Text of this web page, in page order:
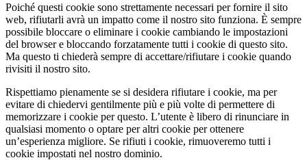
Poiché questi cookie sono strettamente necessari per fornire il sito
web, rifiutarli avrà un impatto come il nostro sito funziona. È sempre
possibile bloccare o eliminare i cookie cambiando le impostazioni
del browser e bloccando forzatamente tutti i cookie di questo sito.
Ma questo ti chiederà sempre di accettare/rifiutare i cookie quando
rivisiti il nostro sito.
Rispettiamo pienamente se si desidera rifiutare i cookie, ma per
evitare di chiedervi gentilmente più e più volte di permettere di
memorizzare i cookie per questo. L’utente è libero di rinunciare in
qualsiasi momento o optare per altri cookie per ottenere
un’esperienza migliore. Se rifiuti i cookie, rimuoveremo tutti i
cookie impostati nel nostro dominio.